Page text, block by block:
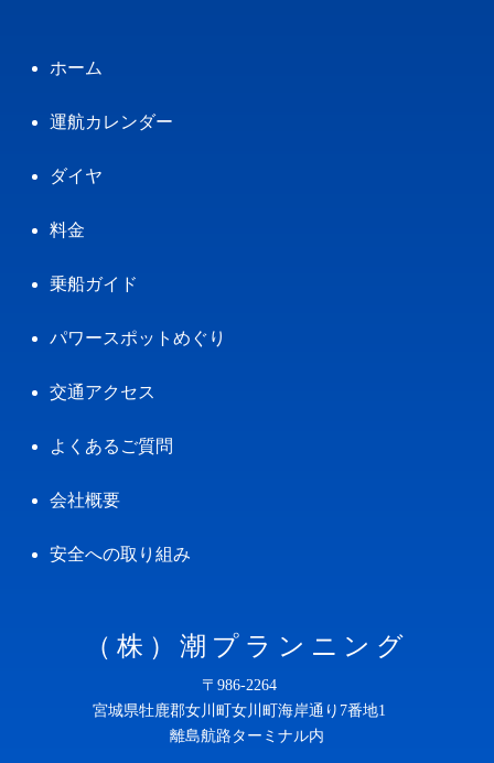
ホーム
運航カレンダー
ダイヤ
料金
乗船ガイド
パワースポットめぐり
交通アクセス
よくあるご質問
会社概要
安全への取り組み
（株）潮プランニング
〒986-2264
宮城県牡鹿郡女川町女川町海岸通り7番地1
離島航路ターミナル内